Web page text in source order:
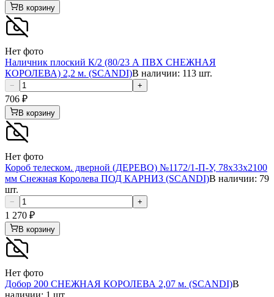
В корзину
Нет фото
Наличник плоский К/2 (80/23 А ПВХ СНЕЖНАЯ
КОРОЛЕВА) 2,2 м. (SCANDI)В наличии: 113 шт.
− +
706 ₽
В корзину
Нет фото
Короб телеском. дверной (ДЕРЕВО) №1172/1-П-У, 78х33х2100
мм Снежная Королева ПОД КАРНИЗ (SCANDI)В наличии: 79
шт.
− +
1 270 ₽
В корзину
Нет фото
Добор 200 СНЕЖНАЯ КОРОЛЕВА 2,07 м. (SCANDI)В